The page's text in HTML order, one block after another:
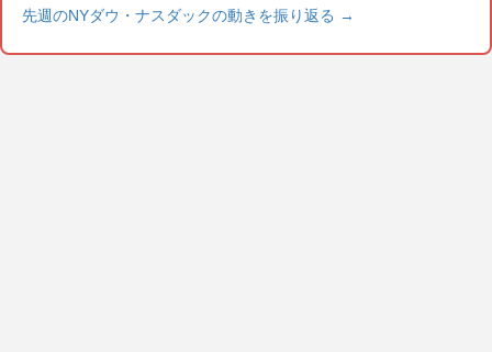
先週のNYダウ・ナスダックの動きを振り返る →